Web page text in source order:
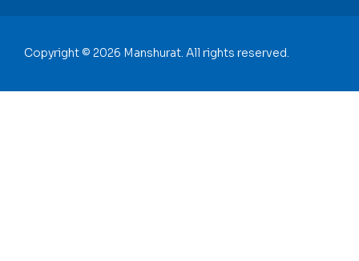
Copyright © 2026 Manshurat. All rights reserved.